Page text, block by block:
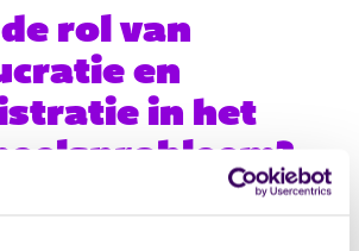
rol van
en
in het